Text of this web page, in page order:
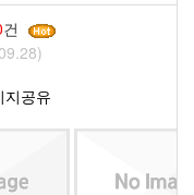
건
공유